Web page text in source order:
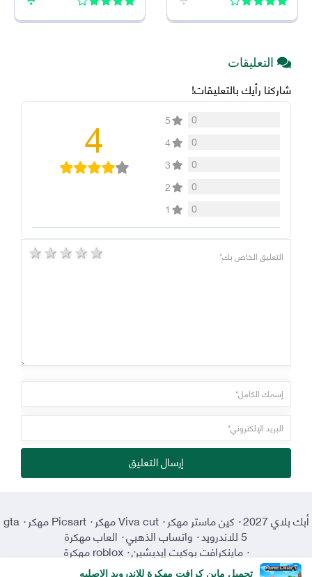
التعليقات
شاركنا رأيك بالتعليقات!
0
5
0
4
0
3
0
2
0
1
4
5 stars 4 stars 3 stars 2 stars 1 star
إرسال التعليق
تحميل ماين كرافت مهكرة للاندرويد الاصليه
أبك بلاي 2027 · كين ماستر مهكر·Viva cut مهكر ·Picsart مهكر ·
gta
5 للاندرويد ·واتساب الذهبي· العاب مهكرة
·ماينكرافت بوكيت إيديشين·roblox مهكرة